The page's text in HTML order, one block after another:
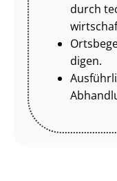
durch
di­gen.